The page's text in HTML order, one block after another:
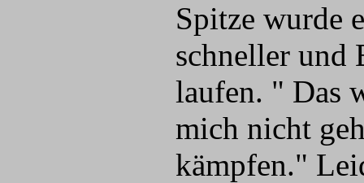
Spitze wurde
schneller und
laufen. " Das
mich nicht
kämpfen."